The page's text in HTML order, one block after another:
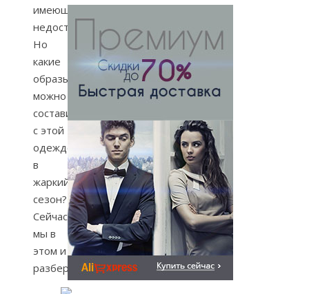
имеющиеся
недостатки.
Но
какие
образы
можно
составить
с этой
одеждой
в
жаркий
сезон?
Сейчас
мы в
этом и
разберёмся!